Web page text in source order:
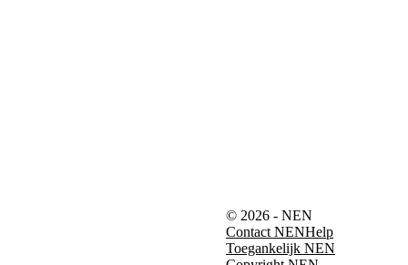
© 2026 - NEN
Contact NENHelp
Toegankelijk NEN